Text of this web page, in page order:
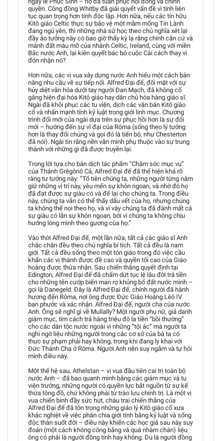
quyền. Công đồng Whitby đã giải quyết vấn đề vì tính liên
tục quan trọng hơn tính độc lập. Hơn nữa, nếu các tín hữu
Kitô giáo Celtic thực sự bảo vệ một mầm mống Tin Lành
đang ngủ yên, thì những nhà sử học theo chủ nghĩa xét lại
đầy ảo tưởng này có bao giờ thấy kỳ lạ rằng chính căn cứ và
mảnh đất màu mỡ của nhánh Celtic, Ireland, cùng với miền
Bắc nước Anh, lại kiên quyết bác bỏ cuộc Cải cách thay vì
đón nhận nó?
Hơn nữa, các vị vua xây dựng nước Anh hiểu một cách bản
năng nhu cầu về sự tiếp nối. Alfred Đại đế, đối mặt với sự
hủy diệt văn hóa dưới tay người Đan Mạch, đã không cố
gắng hiện đại hóa Kitô giáo hay dân chủ hóa hàng giáo sĩ.
Ngài đã khôi phục các tu viện, dịch các văn bản Kitô giáo
cổ và nhấn mạnh tính kỷ luật trong giới linh mục. Chương
trình đổi mới của ngài dựa trên sự phục hồi hơn là sự đổi
mới – hướng đến sự vĩ đại của Rôma (sống theo lý tưởng
hơn là thay đổi chúng và gọi đó là tiến bộ, như Chesterton
đã nói). Ngài tin rằng nền văn minh phụ thuộc vào sự trung
thành với những gì đã được truyền lại.
Trong lời tựa cho bản dịch tác phẩm “Chăm sóc mục vụ”
của Thánh Grêgôriô Cả, Alfred Đại đế đã thể hiện khá rõ
ràng tư tưởng này: “Tổ tiên chúng ta, những người từng nắm
giữ những vị trí này, yêu mến sự khôn ngoan, và nhờ đó họ
đã đạt được sự giàu có và để lại cho chúng ta. Trong điều
này, chúng ta vẫn có thể thấy dấu vết của họ, nhưng chúng
ta không thể noi theo họ, và vì vậy chúng ta đã đánh mất cả
sự giàu có lẫn sự khôn ngoan, bởi vì chúng ta không chịu
hướng lòng mình theo gương của họ.”
Vào thời Alfred Đại đế, một lần nữa, tất cả các giáo sĩ Anh
chắc chắn đều theo chủ nghĩa bí tích. Tất cả đều là nam
giới. Tất cả đều sống theo một tôn giáo trong đó việc cầu
khẩn các vị thánh được đề cao và quyền tối cao của Giáo
hoàng được thừa nhận. Sau chiến thắng quyết định tại
Edington, Alfred Đại đế đã chấm dứt tục lệ lâu đời trả tiền
cho những tên cướp biển man rợ khủng bố đất nước mình –
gọi là Danegeld. Đây là Alfred Đại đế, chính người đã hành
hương đến Rôma, nơi ông được Đức Giáo Hoàng Lêô IV
ban phước và xác nhận. Alfred Đại đế, người cha của nước
Anh. Ông sẽ nghĩ gì về Mullally? Một người phụ nữ, giả danh
giám mục, tìm cách trả hàng triệu đô la tiền “bồi thường”
cho các dân tộc nước ngoài vì những “tội ác” mà người ta
nghi ngờ liệu những người trong các cơ sở của bà ta có
thực sự phạm phải hay không, trong khi đang ly khai với
Đức Thánh Cha ở Rôma. Người Anh nên suy ngẫm và tự hỏi
mình điều này.
Một thế hệ sau, Athelstan – vị vua đầu tiên cai trị toàn bộ
nước Anh – đã bao quanh mình bằng các giám mục và tu
viện trưởng, những người có quyền lực bắt nguồn từ sự kế
thừa tông đồ, chứ không phải từ trào lưu chính trị. Là một vị
vua chiến binh đầy sức hút, cháu trai chiến thắng của
Alfred Đại đế đã tôn trọng những giáo lý Kitô giáo cổ xưa
khắc nghiệt về việc phân chia giới tính bằng kỷ luật và sống
độc thân suốt đời – điều này khiến các học giả sau này suy
đoán (một cách không công bằng và quá nhàm chán) liệu
ông có phải là người đồng tính hay không. Dù là người đồng